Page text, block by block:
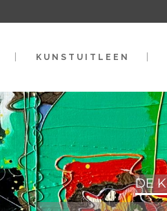
KUNSTUITLEEN
DE